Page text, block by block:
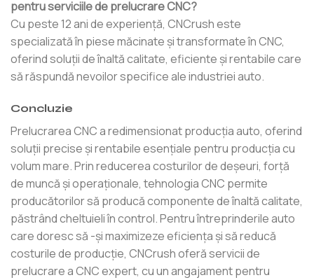
pentru serviciile de prelucrare CNC?
Cu peste 12 ani de experiență, CNCrush este
specializată în piese măcinate și transformate în CNC,
oferind soluții de înaltă calitate, eficiente și rentabile care
să răspundă nevoilor specifice ale industriei auto.
Concluzie
Prelucrarea CNC a redimensionat producția auto, oferind
soluții precise și rentabile esențiale pentru producția cu
volum mare. Prin reducerea costurilor de deșeuri, forță
de muncă și operaționale, tehnologia CNC permite
producătorilor să producă componente de înaltă calitate,
păstrând cheltuieli în control. Pentru întreprinderile auto
care doresc să -și maximizeze eficiența și să reducă
costurile de producție, CNCrush oferă servicii de
prelucrare a CNC expert, cu un angajament pentru